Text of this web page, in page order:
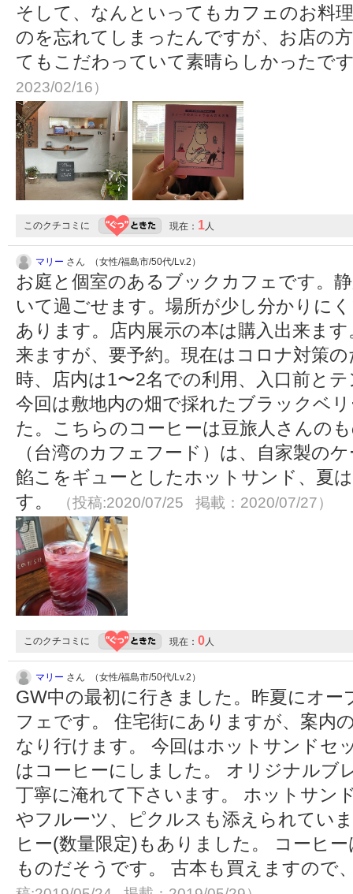
そして、なんといってもカフェのお料
のを忘れてしまったんですが、お店の
てもこだわっていて素晴らしかったで
2023/02/16）
このクチコミに 現在： 1人
マリー さん （女性/福島市/50代/Lv.2）
お庭と個室のあるブックカフェです。
いて過ごせます。場所が少し分かりに
あります。店内展示の本は購入出来ま
来ますが、要予約。現在はコロナ対策
時、店内は1〜2名での利用、入口前と
今回は敷地内の畑で採れたブラックベ
た。こちらのコーヒーは豆旅人さんの
（台湾のカフェフード）は、自家製の
餡こをギューとしたホットサンド、夏
す。
（投稿:2020/07/25 掲載：2020/07/27）
このクチコミに 現在： 0人
マリー さん （女性/福島市/50代/Lv.2）
GW中の最初に行きました。昨夏にオ
フェです。 住宅街にありますが、案内
なり行けます。 今回はホットサンドセ
はコーヒーにしました。 オリジナルブ
丁寧に淹れて下さいます。 ホットサン
やフルーツ、ピクルスも添えられてい
ヒー(数量限定)もありました。 コーヒ
ものだそうです。 古本も買えますので